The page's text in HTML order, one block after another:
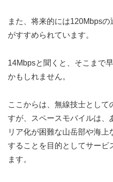
また、将来的には120Mbps
がすすめられています。
14Mbpsと聞くと、そこまで
かもしれません。
ここからは、無線技士として
すが、スペースモバイルは、
リア化が困難な山岳部や海
することを目的としてサービ
ます。